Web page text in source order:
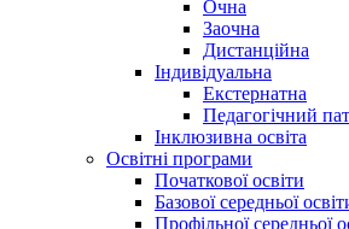
Очна
Заочна
Дистанційна
Індивідуальна
Екстернатна
Педагогічний
Інклюзивна освіта
Освітні програми
Початкової освіти
Базової середньої
Профільної середньої